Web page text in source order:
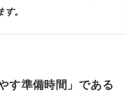
。
す準備時間」である